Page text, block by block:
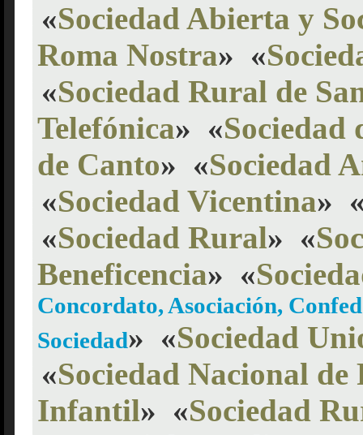
«Sociedad Abierta y
Roma Nostra» «
«Sociedad Rural de
Telefónica» «Sociedad
de Canto» «Sociedad
«Sociedad Vicentina»
«Sociedad Rural» «
Beneficencia» «
Concordato, Asociación,
Sociedad» «Sociedad
«Sociedad Nacional de
Infantil» «Sociedad